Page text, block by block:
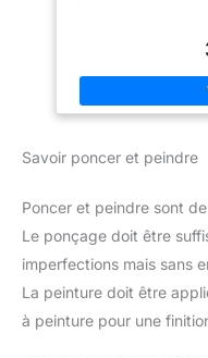
caoutchouc de haute
peinture d'origine,
bosses inégales a
CONCEPTION
l'effet de levier
ergonomique,
LARGEMENT
l'automobile, le
avec une introduction
utiliser, rendent le
de dépenser des
notre kit d'outils de
voitures vous-
d'économiser
Savoir poncer et peindre
Poncer et peindre sont
Le ponçage doit être
imperfections mais sans
La peinture doit être
à peinture pour une